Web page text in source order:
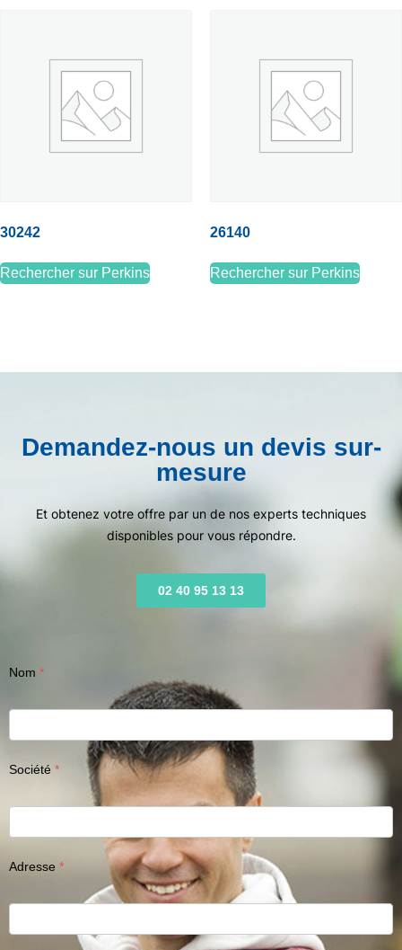
30242
Rechercher sur Perkins
26140
Rechercher sur Perkins
Demandez-nous un devis sur-
mesure
Et obtenez votre offre par un de nos experts techniques
disponibles pour vous répondre.
02 40 95 13 13
Nom
Société
Adresse